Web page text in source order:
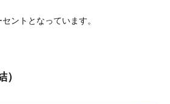
ントとなっています。